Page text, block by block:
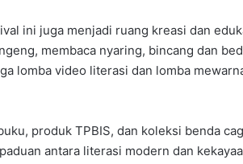
ini juga menjadi ruang kreasi dan
membaca nyaring, bincang dan
lomba video literasi dan lomba
produk TPBIS, dan koleksi benda
antara literasi modern dan